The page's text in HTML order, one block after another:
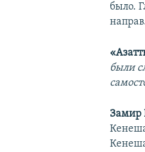
было.
были
Замир